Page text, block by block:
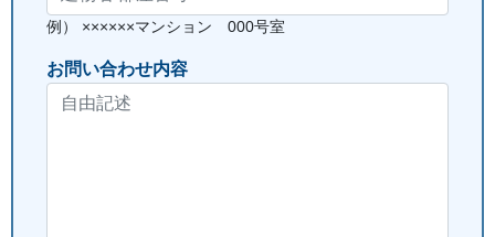
例） ××××××マンション 000号室
お問い合わせ内容